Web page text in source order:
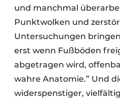
und manchmal
Punktwolken und
Untersuchungen
erst wenn Fußböden
abgetragen wird,
wahre Anatomie.” Und
widerspenstiger,